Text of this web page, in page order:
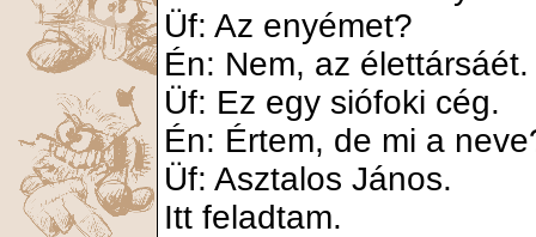
Üf: Az enyémet?
Én: Nem, az élettársáét.
Üf: Ez egy siófoki cég.
Én: Értem, de mi a
Üf: Asztalos János.
Itt feladtam.